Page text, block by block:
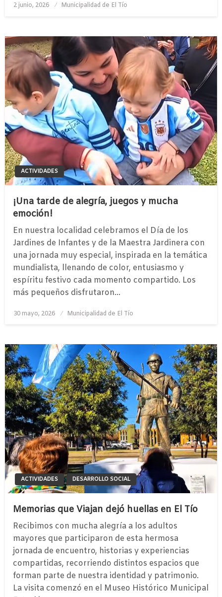
Publicado
el
2 junio, 2026 Municipalidad de El Tío
ACTIVIDADES
¡Una tarde de alegría, juegos y mucha
emoción!
En nuestra localidad celebramos el Día de los
Jardines de Infantes y de la Maestra Jardinera con
una jornada muy especial, inspirada en la temática
mundialista, llenando de color, entusiasmo y
espíritu festivo cada momento compartido. Los
más pequeños disfrutaron…
Publicado
30 mayo, 2026 Municipalidad de El Tío
ACTIVIDADES DESARROLLO SOCIAL
Memorias que Viajan dejó huellas en El Tío
Recibimos con mucha alegría a los adultos
mayores que participaron de esta hermosa
jornada de encuentro, historias y experiencias
compartidas, recorriendo distintos espacios que
forman parte de nuestra identidad y patrimonio.
La visita comenzó en el Museo Histórico Municipal